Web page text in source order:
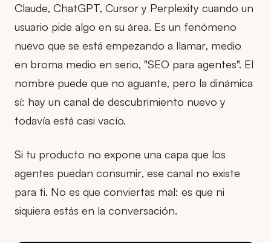
Claude, ChatGPT, Cursor y Perplexity cuando un
usuario pide algo en su área. Es un fenómeno
nuevo que se está empezando a llamar, medio
en broma medio en serio, "SEO para agentes". El
nombre puede que no aguante, pero la dinámica
sí: hay un canal de descubrimiento nuevo y
todavía está casi vacío.
Si tu producto no expone una capa que los
agentes puedan consumir, ese canal no existe
para ti. No es que conviertas mal: es que ni
siquiera estás en la conversación.